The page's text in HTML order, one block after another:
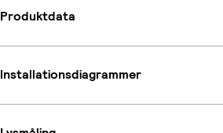
Produktdata
Installationsdiagrammer